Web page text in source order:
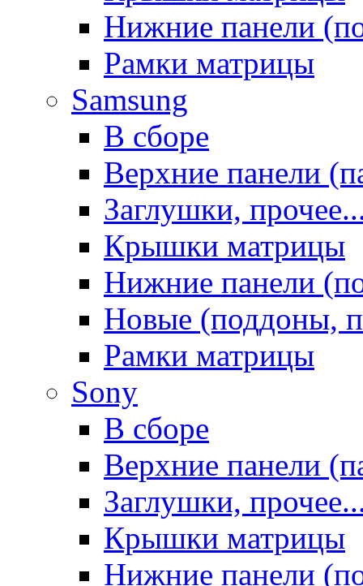
Нижние панели
Рамки матрицы
Samsung
В сборе
Верхние панели
Заглушки,
Крышки матрицы
Нижние панели
Новые (поддоны,
Рамки матрицы
Sony
В сборе
Верхние панели
Заглушки,
Крышки матрицы
Нижние панели